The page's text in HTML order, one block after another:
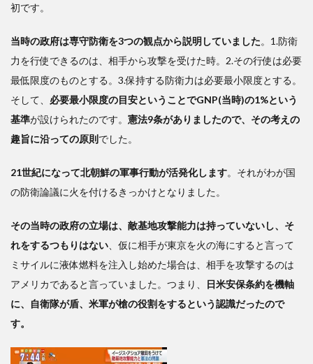
てい
ロ
シア
の軍
攻、
中国
日に
わた
る尖
辺へ
の侵
4
軍
衡を
しか
初です。
当時の政府は専守防衛を3つの観点から説明していました。1.防衛
力を行使できるのは、相手から攻撃を受けた時。2.その行使は必要
最低限度のものとする。3.保持する防衛力は必要最小限度とする。
そして、 必要最小限度の目安ということでGNP(当時)の1%という
基準が設けられたのです。 憲法9条がありましたので、その考えの
趣旨に沿っての原則でした。
21世紀になって北朝鮮の軍事行動が活発化します。それがわが国
の防衛論議に火を付けるきっかけとなりました。
その当時の政府の立場は、敵基地攻撃能力は持っていないし、そ
れをするつもりはない 、仮に相手が東京を火の海にすると言って
ミサイルに液体燃料を注入し始めた場合は、相手を攻撃するのは
アメリカであると言っていました。つまり、
日米安保条約を機軸
に、自衛隊が盾、米軍が槍の役割をするという認識だったので
す。